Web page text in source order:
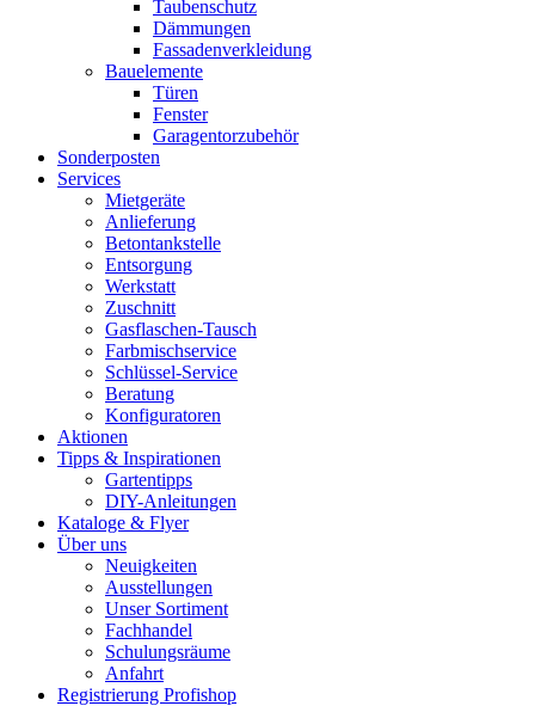
Taubenschutz
Dämmungen
Fassadenverkleidung
Bauelemente
Türen
Fenster
Garagentorzubehör
Sonderposten
Services
Mietgeräte
Anlieferung
Betontankstelle
Entsorgung
Werkstatt
Zuschnitt
Gasflaschen-Tausch
Farbmischservice
Schlüssel-Service
Beratung
Konfiguratoren
Aktionen
Tipps & Inspirationen
Gartentipps
DIY-Anleitungen
Kataloge & Flyer
Über uns
Neuigkeiten
Ausstellungen
Unser Sortiment
Fachhandel
Schulungsräume
Anfahrt
Registrierung Profishop